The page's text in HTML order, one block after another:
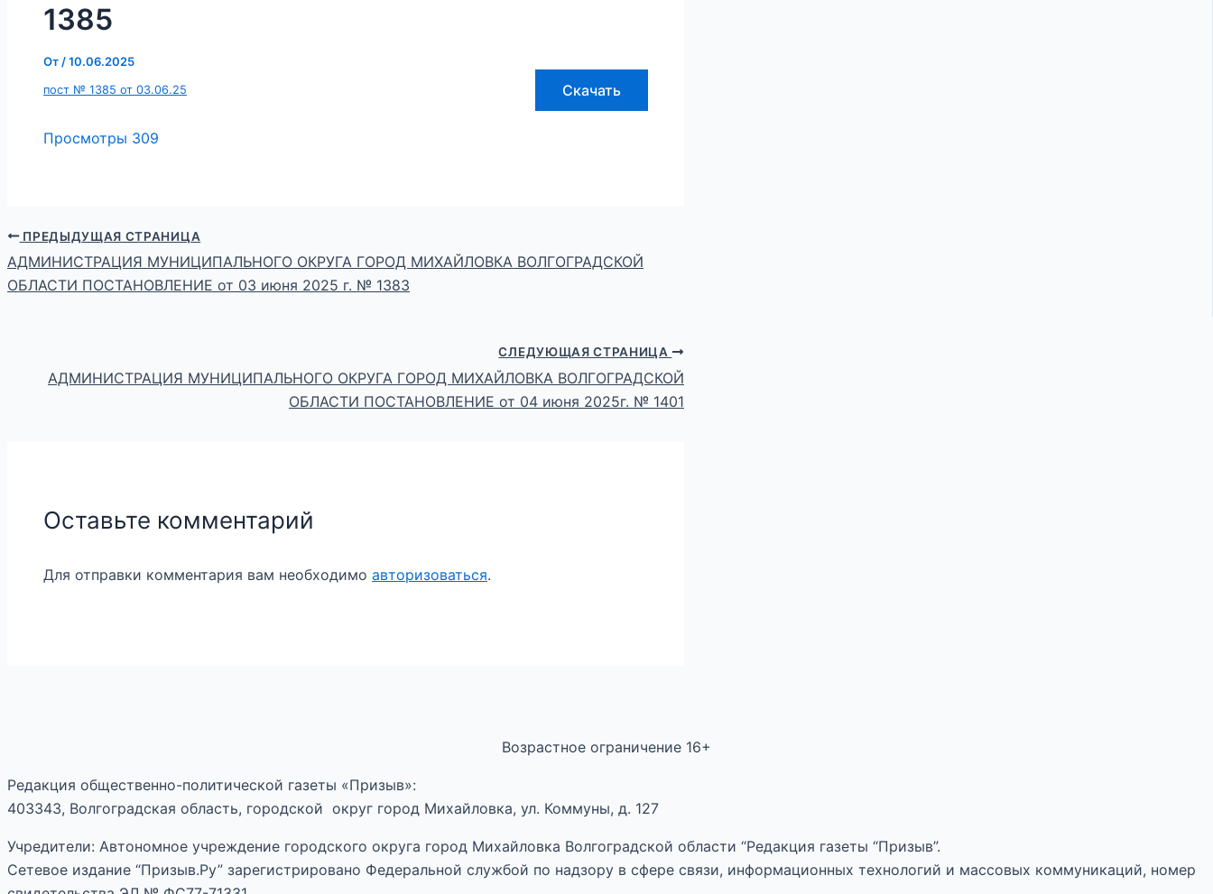
1385
От /10.06.2025
пост № 1385 от 03.06.25 Скачать
Просмотры 309
ПРЕДЫДУЩАЯ СТРАНИЦА
АДМИНИСТРАЦИЯ МУНИЦИПАЛЬНОГО ОКРУГА ГОРОД МИХАЙЛОВКА ВОЛГОГРАДСКОЙ
ОБЛАСТИ ПОСТАНОВЛЕНИЕ от 03 июня 2025 г. № 1383
СЛЕДУЮЩАЯ СТРАНИЦА
АДМИНИСТРАЦИЯ МУНИЦИПАЛЬНОГО ОКРУГА ГОРОД МИХАЙЛОВКА ВОЛГОГРАДСКОЙ
ОБЛАСТИ ПОСТАНОВЛЕНИЕ от 04 июня 2025г. № 1401
Оставьте комментарий
Для отправки комментария вам необходимо авторизоваться.
Возрастное ограничение 16+
Редакция общественно-политической газеты «Призыв»:
403343, Волгоградская область, городской округ город Михайловка, ул. Коммуны, д. 127
Учредители: Автономное учреждение городского округа город Михайловка Волгоградской области “Редакция газеты “Призыв”.
Сетевое издание “Призыв.Ру” зарегистрировано Федеральной службой по надзору в сфере связи, информационных технологий и массовых коммуникаций, номер